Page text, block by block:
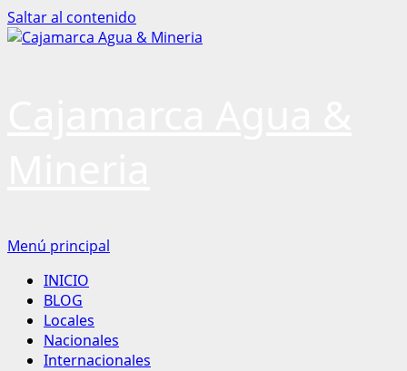
Saltar al contenido
Menú principal
INICIO
BLOG
Locales
Nacionales
Internacionales